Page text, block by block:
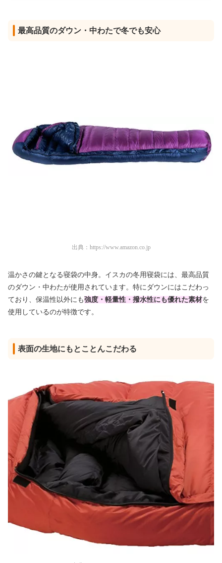
最高品質のダウン・中わたで冬でも安心
出典： https://www.amazon.co.jp
温かさの鍵となる寝袋の中身。イスカの冬用寝袋には、最高品質
のダウン・中わたが使用されています。特にダウンにはこだわっ
ており、保温性以外にも強度・軽量性・撥水性にも優れた素材を
使用しているのが特徴です。
表面の生地にもとことんこだわる